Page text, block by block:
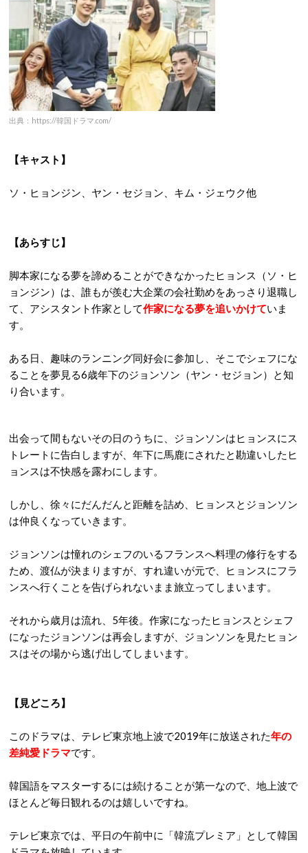
出典：https://韓国ドラマ.com/
【キャスト】
ソ・ヒョンジン、ヤン・セジョン、キム・ジェウク他
【あらすじ】
脚本家になる夢を諦めることができなかったヒョンス（ソ・ヒ
ョンジン）は、誰もが羨む大企業の会社勤めをあっさり退職し
て、アシスタント作家として作家になる夢を追いかけていま
す。
ある日、趣味のランニング同好会に参加し、そこでシェフにな
ることを夢見る6歳年下のジョンソン（ヤン・セジョン）と知
り合います。
出会って間もないその日のうちに、ジョンソンはヒョンスにス
トレートに告白しますが、年下に馬鹿にされたと勘違いしたヒ
ョンスは不快感を露わにします。
しかし、徐々にだんだんと距離を詰め、ヒョンスとジョンソン
は仲良くなっていきます。
ジョンソンは憧れのシェフのいるフランスへ料理の修行をする
ため、渡仏が決まりますが、すれ違いが元で、ヒョンスにフラ
ンスへ行くことを告げられないまま旅立ってしまいます。
それから歳月は流れ、5年後。作家になったヒョンスとシェフ
になったジョンソンは再会しますが、ジョンソンを見たヒョン
スはその場から逃げ出してしまいます。
【見どころ】
このドラマは、テレビ東京地上波で2019年に放送された年の
差純愛ドラマです。
韓国語をマスターするには続けることが第一なので、地上波で
ほとんど毎日観れるのは嬉しいですね。
テレビ東京では、平日の午前中に「韓流プレミア」として韓国